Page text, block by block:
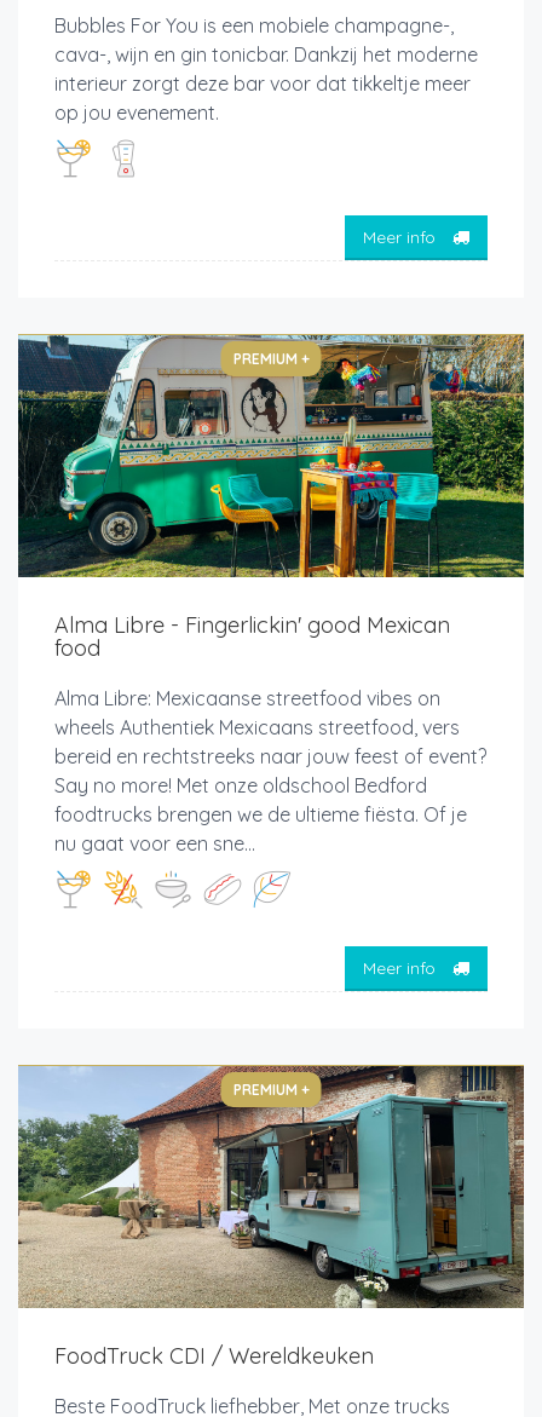
Bubbles For You is een mobiele champagne-,
cava-, wijn en gin tonicbar. Dankzij het moderne
interieur zorgt deze bar voor dat tikkeltje meer
op jou evenement.
Meer info
PREMIUM +
Alma Libre - Fingerlickin' good Mexican
food
Alma Libre: Mexicaanse streetfood vibes on
wheels Authentiek Mexicaans streetfood, vers
bereid en rechtstreeks naar jouw feest of event?
Say no more! Met onze oldschool Bedford
foodtrucks brengen we de ultieme fiësta. Of je
nu gaat voor een sne...
Meer info
PREMIUM +
FoodTruck CDI / Wereldkeuken
Beste FoodTruck liefhebber, Met onze trucks